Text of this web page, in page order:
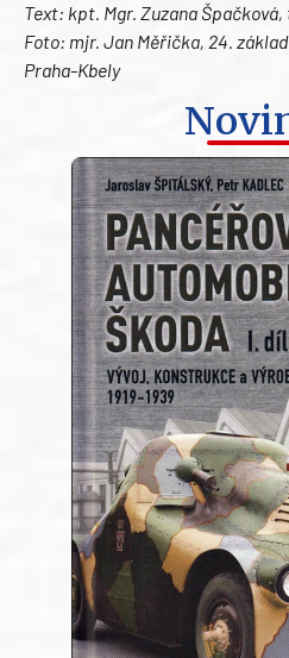
Text: kpt. Mgr. Zuzana
Foto: mjr. Jan Měřička, 24.
Praha-Kbely